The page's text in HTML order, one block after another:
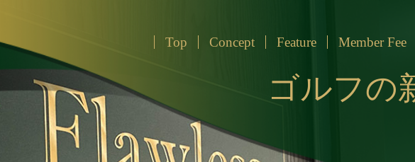
Top Concept Feature Member Fee
ゴルフの